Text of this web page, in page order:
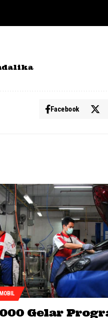
Facebook
MOBIL
Gelar